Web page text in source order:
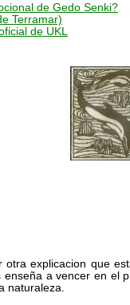
de Gedo Senki?
Terramar)
de UKL
otra explicacion que
a vencer en el
naturaleza.